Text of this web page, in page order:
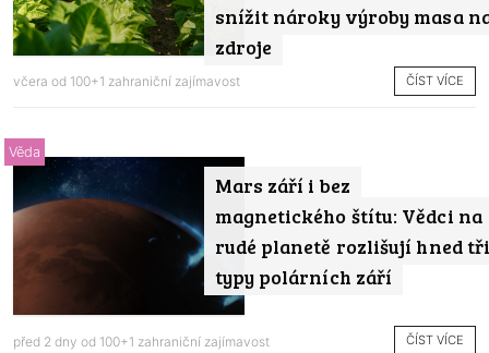
snížit nároky výroby masa
zdroje
včera od 100+1 zahraniční zajímavost ČÍST VÍCE
Mars září i bez
magnetického štítu: Vědci na
rudé planetě rozlišují hned
typy polárních září
Věda
před 2 dny od 100+1 zahraniční zajímavost ČÍST VÍCE